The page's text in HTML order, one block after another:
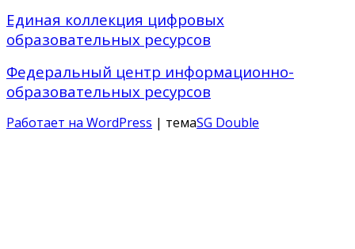
Единая коллекция цифровых
образовательных ресурсов
Федеральный центр информационно-
образовательных ресурсов
Работает на WordPress | темаSG Double